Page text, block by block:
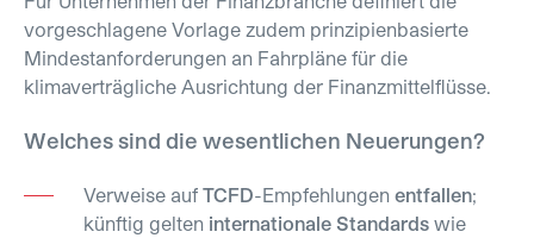
vorgeschlagene Vorlage zudem prinzipienbasierte
Mindestanforderungen an Fahrpläne für die
klimaverträgliche Ausrichtung der Finanzmittelflüsse.
Welches sind die wesentlichen Neuerungen?
Verweise auf TCFD-Empfehlungen entfallen;
künftig gelten internationale Standards wie